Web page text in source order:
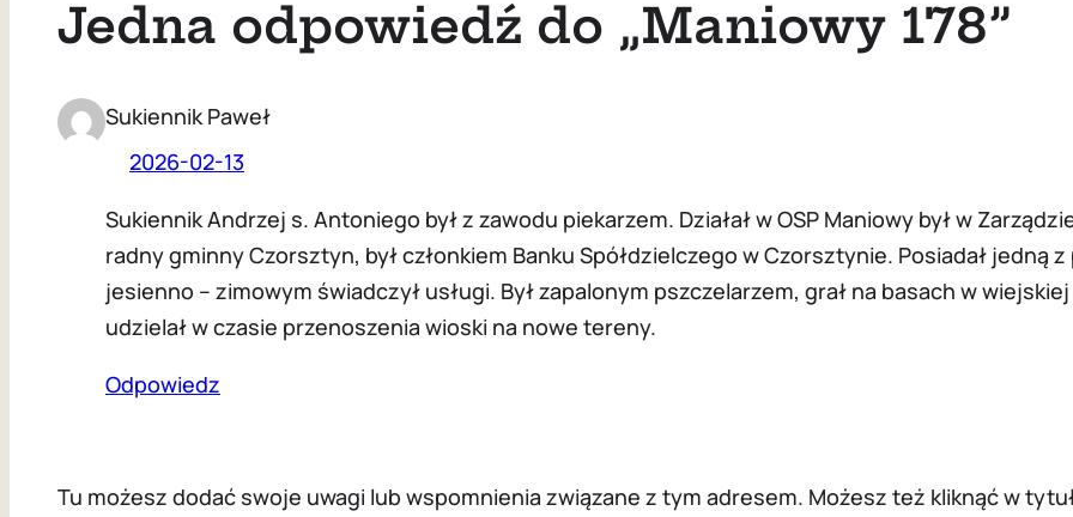
Jedna odpowiedź do „Maniowy 178”
Sukiennik Paweł
2026-02-13
Sukiennik Andrzej s. Antoniego był z zawodu piekarzem. Działał w OSP Maniowy był w
radny gminny Czorsztyn, był członkiem Banku Spółdzielczego w Czorsztynie. Posiadał jedną
jesienno – zimowym świadczył usługi. Był zapalonym pszczelarzem, grał na basach w
udzielał w czasie przenoszenia wioski na nowe tereny.
Odpowiedz
Tu możesz dodać swoje uwagi lub wspomnienia związane z tym adresem. Możesz też kliknąć w